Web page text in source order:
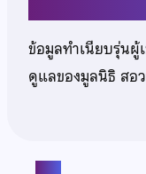
ข้อมูลทำเนียบรุ่นผู้
ดูแลของมูลนิธิ สอ